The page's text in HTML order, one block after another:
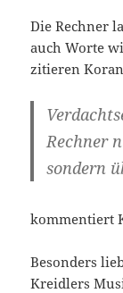
Die Rechner
auch Worte
zitieren
Rechner
sondern
kommentiert
Besonders
Kreidlers